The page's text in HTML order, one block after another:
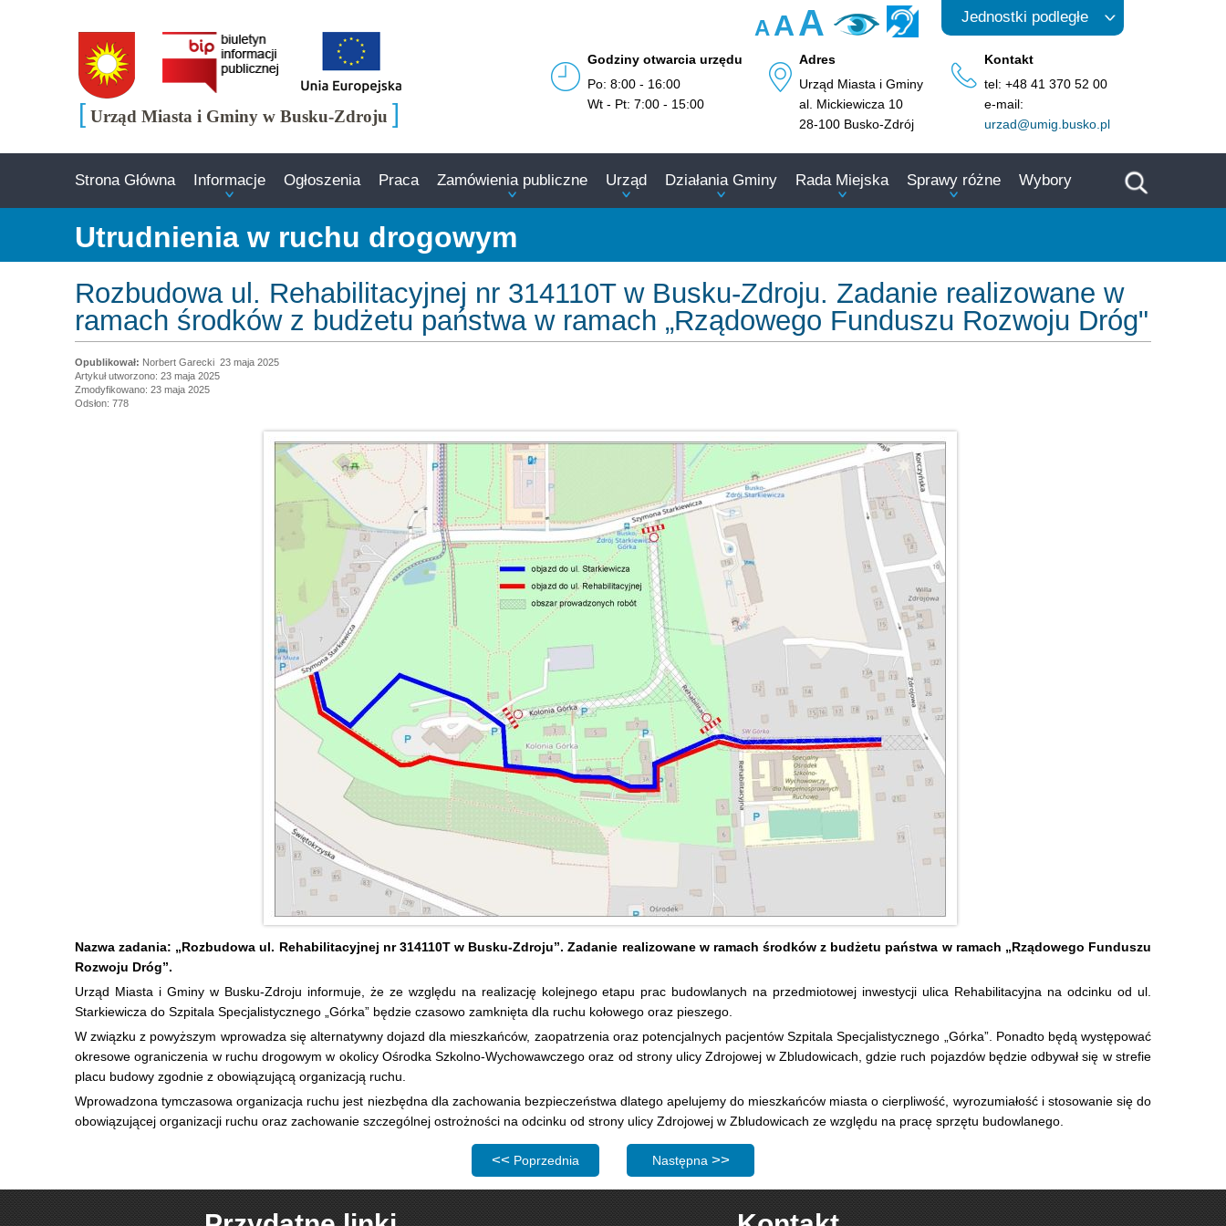
AAA Jednostki podległe
[ Urząd Miasta i Gminy w Busku-Zdroju ]
Godziny otwarcia urzędu
Po: 8:00 - 16:00
Wt - Pt: 7:00 - 15:00
Adres
Urząd Miasta i Gminy
al. Mickiewicza 10
28-100 Busko-Zdrój
Kontakt
tel: +48 41 370 52 00
e-mail:
urzad@umig.busko.pl
Strona Główna Informacje Ogłoszenia Praca Zamówienia publiczne Urząd Działania Gminy Rada Miejska Sprawy różne Wybory
Utrudnienia w ruchu drogowym
Rozbudowa ul. Rehabilitacyjnej nr 314110T w Busku-Zdroju. Zadanie realizowane w
ramach środków z budżetu państwa w ramach „Rządowego Funduszu Rozwoju Dróg"
Norbert Garecki 23 maja 2025
Artykuł utworzono: 23 maja 2025
Zmodyfikowano: 23 maja 2025
Odsłon: 778
Nazwa zadania: „Rozbudowa ul. Rehabilitacyjnej nr 314110T w Busku-Zdroju”. Zadanie realizowane w ramach środków z budżetu państwa w ramach „Rządowego Funduszu
Rozwoju Dróg”.
Urząd Miasta i Gminy w Busku-Zdroju informuje, że ze względu na realizację kolejnego etapu prac budowlanych na przedmiotowej inwestycji ulica Rehabilitacyjna na odcinku od ul.
Starkiewicza do Szpitala Specjalistycznego „Górka” będzie czasowo zamknięta dla ruchu kołowego oraz pieszego.
W związku z powyższym wprowadza się alternatywny dojazd dla mieszkańców, zaopatrzenia oraz potencjalnych pacjentów Szpitala Specjalistycznego „Górka”. Ponadto będą występować
okresowe ograniczenia w ruchu drogowym w okolicy Ośrodka Szkolno-Wychowawczego oraz od strony ulicy Zdrojowej w Zbludowicach, gdzie ruch pojazdów będzie odbywał się w strefie
placu budowy zgodnie z obowiązującą organizacją ruchu.
Wprowadzona tymczasowa organizacja ruchu jest niezbędna dla zachowania bezpieczeństwa dlatego apelujemy do mieszkańców miasta o cierpliwość, wyrozumiałość i stosowanie się do
obowiązującej organizacji ruchu oraz zachowanie szczególnej ostrożności na odcinku od strony ulicy Zdrojowej w Zbludowicach ze względu na pracę sprzętu budowlanego.
Poprzednia strona: Wyłączenie z użytkowania parkingu przy ul. Partyzantów w związku z planowanymi robotami
Poprzednia Następna strona: Uporządkowanie gospodarki wodami deszczowymi na terenie miasta Busko-
Następna